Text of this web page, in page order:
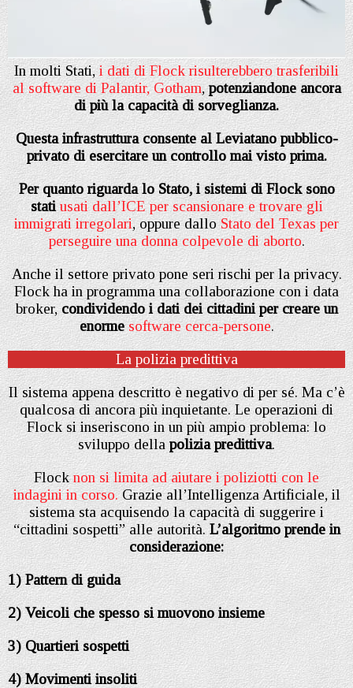
In molti Stati,i dati di Flock risulterebbero trasferibili
al software di Palantir, Gotham,potenziandone ancora
di più la capacità di sorveglianza.
Questa infrastruttura consente al Leviatano pubblico-
privato di esercitare un controllo mai visto prima.
Per quanto riguarda lo Stato, i sistemi di Flock sono
stati usati dall’ICE per scansionare e trovare gli
immigrati irregolari, oppure dalloStato del Texas per
perseguire una donna colpevole di aborto.
Anche il settore privato pone seri rischi per la privacy.
Flock ha in programma una collaborazione con i data
broker, condividendo i dati dei cittadini per creare un
enormesoftware cerca-persone.
La polizia predittiva
Il sistema appena descritto è negativo di per sé. Ma c’è
qualcosa di ancora più inquietante. Le operazioni di
Flock si inseriscono in un più ampio problema: lo
sviluppo della polizia predittiva.
Flocknon si limita ad aiutare i poliziotti con le
indagini in corso.Grazie all’Intelligenza Artificiale, il
sistema sta acquisendo la capacità di suggerire i
“cittadini sospetti” alle autorità. L’algoritmo prende in
considerazione:
1) Pattern di guida
2) Veicoli che spesso si muovono insieme
3) Quartieri sospetti
4) Movimenti insoliti